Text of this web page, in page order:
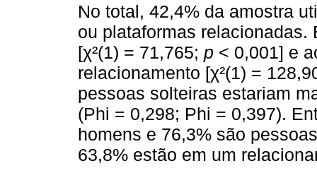
No total, 42,4% da amostra
ou plataformas
[χ²(1) = 71,765; p < 0,001] e
relacionamento [χ²(1) =
pessoas solteiras estariam
(Phi = 0,298; Phi = 0,397).
homens e 76,3% são
63,8% estão em um